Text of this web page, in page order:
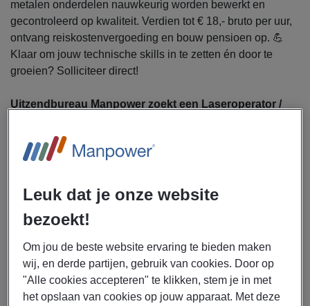
metalen onderdelen nauwkeurig worden bewerkt en
gecontroleerd op kwaliteit. Verdien tot € 18,- bruto per uur,
ontvang reiskostenvergoeding en bouw pensioen op. 💪
Klaar om jouw technische skills in te zetten én door te
groeien? Solliciteer direct!
Uitzendbureau Manpower zoekt een Laseroperator /
Als laseroperator / lasser ga jij je bezighouden met de
Instellen en bedienen van de lasermachine
Uitvoeren van nauwkeurige laswerkzaamheden aan
metalen onderdelen
Controleren van maatvoering en lasnaden volgens
specificaties
Werken met moderne machines en technische
hulpmiddelen
Leuk dat je onze website
bezoekt!
Om jou de beste website ervaring te bieden maken
wij, en derde partijen, gebruik van cookies. Door op
"Alle cookies accepteren" te klikken, stem je in met
het opslaan van cookies op jouw apparaat. Met deze